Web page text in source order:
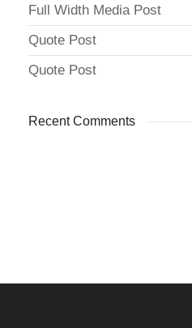
Full Width Media Post
Quote Post
Quote Post
Recent Comments